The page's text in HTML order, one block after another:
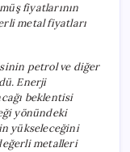
fiyatlarının
metal fiyatları
petrol ve diğer
Enerji
beklentisi
yönündeki
yükseleceğini
metalleri